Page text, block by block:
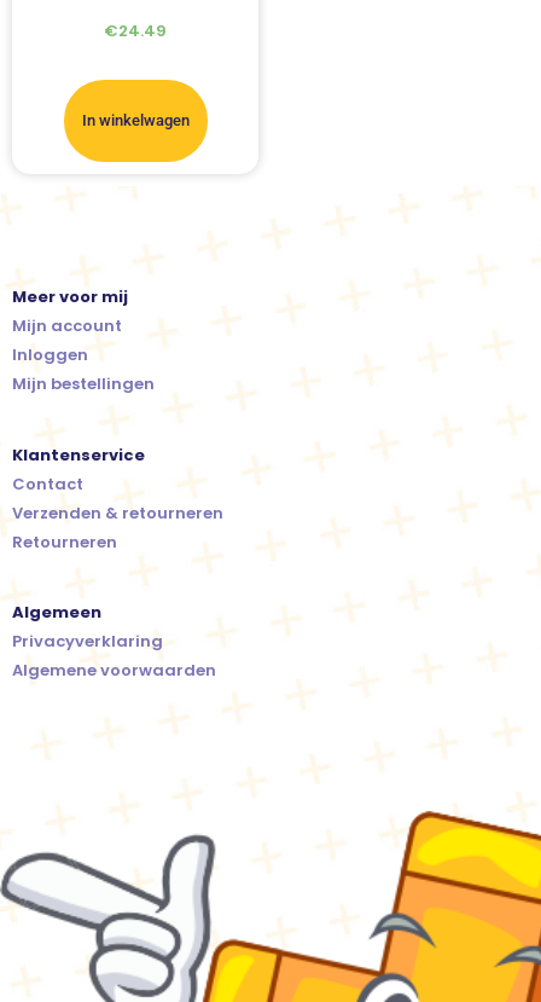
€24.49
In winkelwagen
Meer voor mij
Mijn account
Inloggen
Mijn bestellingen
Klantenservice
Contact
Verzenden & retourneren
Retourneren
Algemeen
Privacyverklaring
Algemene voorwaarden